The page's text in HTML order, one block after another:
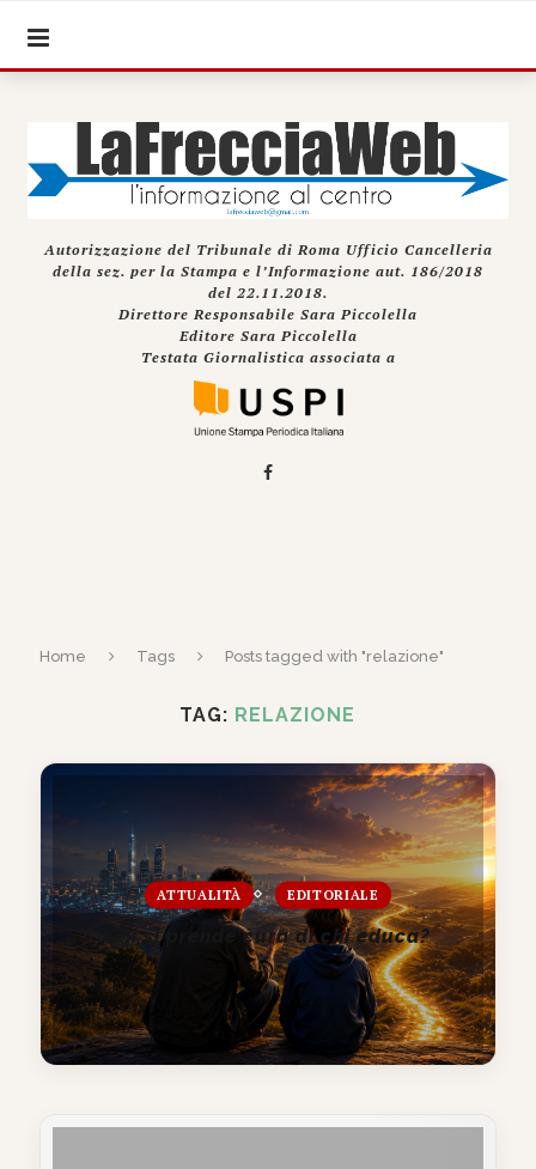
Autorizzazione del Tribunale di Roma Ufficio Cancelleria
della sez. per la Stampa e l’Informazione aut. 186/2018
del 22.11.2018.
Direttore Responsabile Sara Piccolella
Editore Sara Piccolella
Testata Giornalistica associata a
Home Tags Posts tagged with "relazione"
TAG: RELAZIONE
ATTUALITÀ EDITORIALE
Chi si prende cura di chi educa?